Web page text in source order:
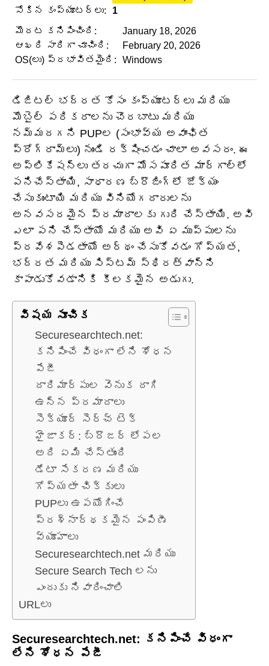
సోకిన కంప్యూటర్లు:
1
మొదట కనిపించింది:
January 18, 2026
ఆఖరి సారిగా చూచింది:
February 20, 2026
OS(లు) ప్రభావితమైంది:
Windows
డిజిటల్ భద్రత కోసం కంప్యూటర్లు మరియు
మొబైల్ పరికరాలను చొరబాటు మరియు
నమ్మదగని PUPల (సంభావ్య అవాంఛిత
ప్రోగ్రామ్‌లు) నుండి రక్షించడం చాలా అవసరం. ఈ
అప్లికేషన్‌లు తరచుగా మోసపూరిత మార్గాల్లో
పనిచేస్తాయి, సాధారణ బ్రౌజింగ్‌లో జోక్యం
చేసుకుంటాయి మరియు వినియోగదారులను
అనవసరమైన ప్రమాదాలకు గురి చేస్తాయి. అవి
ఎలా పని చేస్తాయో మరియు అవి ఏ ముప్పులను
ప్రవేశపెడతాయో అర్థం చేసుకోవడం గోప్యత,
భద్రత మరియు సిస్టమ్ స్థిరత్వాన్ని
కాపాడుకోవడానికి కీలకమైన అడుగు.
విషయ సూచిక
Securesearchtech.net:
కనిపించే విధంగా లేని శోధన
పేజీ
దారిమార్పుల వెనుక దాగి
ఉన్న ప్రమాదాలు
సెక్యూర్ సెర్చ్ టెక్
హైజాకర్: బ్రౌజర్ లోపల
అది ఏమి చేస్తుంది
డేటా సేకరణ మరియు
గోప్యతా చిక్కులు
PUPలు ఉపయోగించే
ప్రశ్నార్థకమైన పంపిణీ
వ్యూహాలు
Securesearchtech.net మరియు
Secure Search Tech లను
ఎందుకు నివారించాలి
URLలు
Securesearchtech.net: కనిపించే విధంగా
లేని శోధన పేజీ